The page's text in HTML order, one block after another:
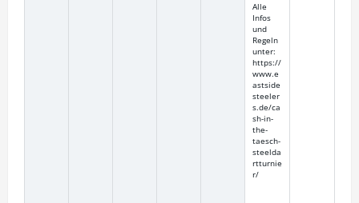
Alle
Infos
und
Regeln
unter:
https://
www.e
astside
steeler
s.de/ca
sh-in-
the-
taesch-
steelda
rtturnie
r/